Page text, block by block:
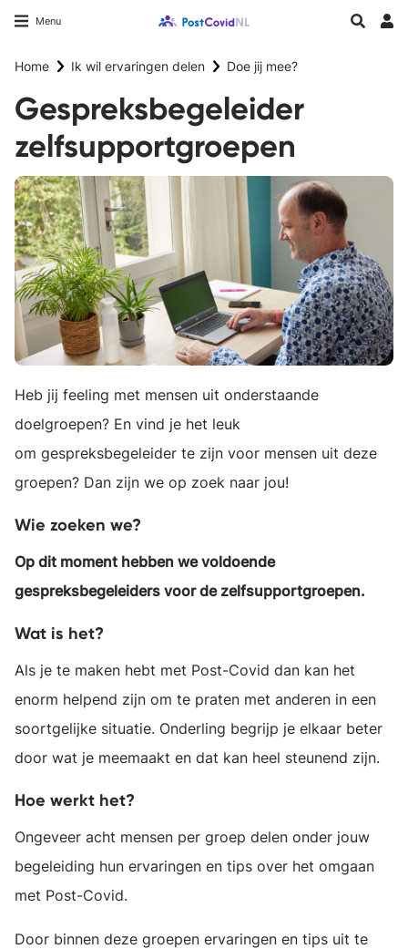
gaan
Menu Longfonds homepageZoeken
Home Ik wil ervaringen delen Doe jij mee?
Gespreksbegeleider
zelfsupportgroepen
Heb jij feeling met mensen uit onderstaande
doelgroepen? En vind je het leuk
om gespreksbegeleider te zijn voor mensen uit deze
groepen? Dan zijn we op zoek naar jou!
Wie zoeken we?
Op dit moment hebben we voldoende
gespreksbegeleiders voor de zelfsupportgroepen.
Wat is het?
Als je te maken hebt met Post-Covid dan kan het
enorm helpend zijn om te praten met anderen in een
soortgelijke situatie. Onderling begrijp je elkaar beter
door wat je meemaakt en dat kan heel steunend zijn.
Hoe werkt het?
Ongeveer acht mensen per groep delen onder jouw
begeleiding hun ervaringen en tips over het omgaan
met Post-Covid.
Door binnen deze groepen ervaringen en tips uit te